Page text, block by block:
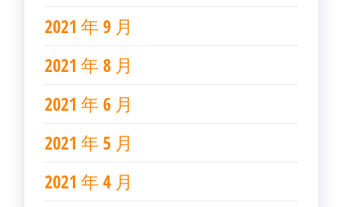
2021 年 9 月
2021 年 8 月
2021 年 6 月
2021 年 5 月
2021 年 4 月